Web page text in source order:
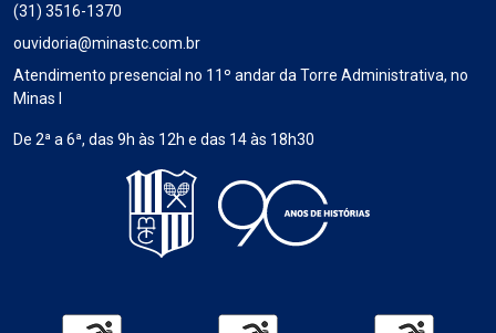
(31) 3516-1370
ouvidoria@minastc.com.br
Atendimento presencial no 11º andar da Torre Administrativa, no
Minas I
De 2ª a 6ª, das 9h às 12h e das 14 às 18h30